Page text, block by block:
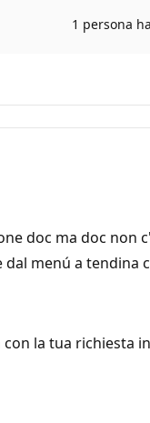
1 persona
doc ma doc non
menú a tendina
la tua richiesta